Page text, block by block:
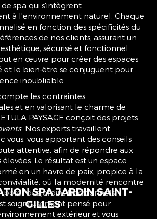
SPA JARDIN SAINT-
GILLES
spa qui s'intègrent
à l'environnement naturel. Chaque
en fonction des spécificités du
de nos clients, assurant un
sécurisé et fonctionnel.
en œuvre pour créer des espaces
et le bien-être se conjuguent pour
inoubliable.
les contraintes
et en valorisant le charme de
PAYSAGE conçoit des projets
. Nos experts travaillent
vous, vous apportant des conseils
attentive, afin de répondre aux
Le résultat est un espace
en un havre de paix, propice à la
où la modernité rencontre
des jardins traditionnels.
soigneusement pensé pour
extérieur et vous